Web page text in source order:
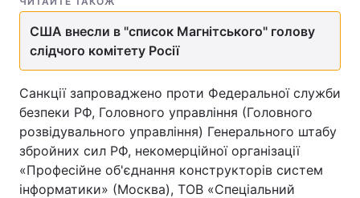
США внесли в "список Магнітського" голову
слідчого комітету Росії
Санкції запроваджено проти Федеральної служби
безпеки РФ, Головного управління (Головного
розвідувального управління) Генерального штабу
збройних сил РФ, некомерційної організації
«Професійне об'єднання конструкторів систем
інформатики» (Москва), ТОВ «Спеціальний